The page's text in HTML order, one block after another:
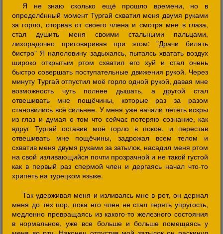
Я не знаю сколько ещё прошло времени, но в
определённый момент Тургай схватил меня двумя руками
за горло, оторвав от своего члена и смотря мне в глаза,
стал душить меня своими стальными пальцами,
лихорадочно приговаривая при этом: "Драчи билять
бистро" Я наполовину задыхаясь, пытаясь хватать воздух
широко открытым ртом схватил его хуй и стал очень
быстро совершать поступательные движения рукой. Через
минуту Тургай отпустил моё горло одной рукой, давая мне
возможность чуть полнее дышать, а другой стал
отвешивать мне пощёчины, которые раз за разом
становились всё сильнее. У меня уже начали лететь искры
из глаз и думая о том что сейчас потеряю сознание, как
вдруг Тургай оставив моё горло в покое, и перестав
отвешивать мне пощёчины, задрожал всем телом и
схватив меня двумя руками за затылок, насадил меня ртом
на свой изливающийся почти прозрачной и не такой густой
как в первый раз спермой член и дергаясь начал что-то
хрипеть на турецком языке.
Так удерживая меня и изливаясь мне в рот, он держал
меня до тех пор, пока его член не стал терять упругость,
медленно превращаясь из какого-то железного состояния
в нормальное, уже все больше и больше помещаясь у